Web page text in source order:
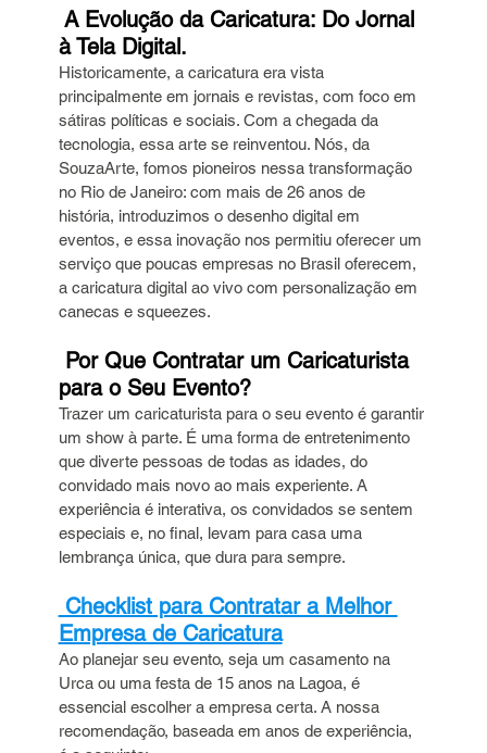
A Evolução da Caricatura: Do Jornal
à Tela Digital.
Historicamente, a caricatura era vista
principalmente em jornais e revistas, com foco em
sátiras políticas e sociais. Com a chegada da
tecnologia, essa arte se reinventou. Nós, da
SouzaArte, fomos pioneiros nessa transformação
no Rio de Janeiro: com mais de 26 anos de
história, introduzimos o desenho digital em
eventos, e essa inovação nos permitiu oferecer um
serviço que poucas empresas no Brasil oferecem,
a caricatura digital ao vivo com personalização em
canecas e squeezes.
Por Que Contratar um Caricaturista
para o Seu Evento?
Trazer um caricaturista para o seu evento é garantir
um show à parte. É uma forma de entretenimento
que diverte pessoas de todas as idades, do
convidado mais novo ao mais experiente. A
experiência é interativa, os convidados se sentem
especiais e, no final, levam para casa uma
lembrança única, que dura para sempre.
Checklist para Contratar a Melhor
Empresa de Caricatura
Ao planejar seu evento, seja um casamento na
Urca ou uma festa de 15 anos na Lagoa, é
essencial escolher a empresa certa. A nossa
recomendação, baseada em anos de experiência,